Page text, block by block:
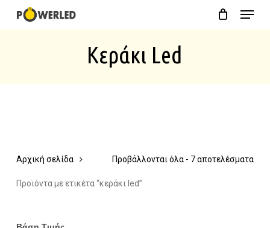
Menu
Κεράκι Led
Προβάλλονται όλα - 7 αποτελέσματα
Αρχική σελίδα
Προϊόντα με ετικέτα “κεράκι led”